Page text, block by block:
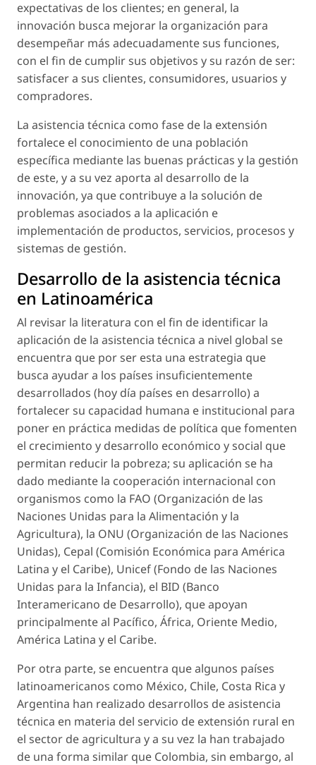
expectativas de los clientes; en general, la
innovación busca mejorar la organización para
desempeñar más adecuadamente sus funciones,
con el fin de cumplir sus objetivos y su razón de ser:
satisfacer a sus clientes, consumidores, usuarios y
compradores.
La asistencia técnica como fase de la extensión
fortalece el conocimiento de una población
específica mediante las buenas prácticas y la gestión
de este, y a su vez aporta al desarrollo de la
innovación, ya que contribuye a la solución de
problemas asociados a la aplicación e
implementación de productos, servicios, procesos y
sistemas de gestión.
Desarrollo de la asistencia técnica
en Latinoamérica
Al revisar la literatura con el fin de identificar la
aplicación de la asistencia técnica a nivel global se
encuentra que por ser esta una estrategia que
busca ayudar a los países insuficientemente
desarrollados (hoy día países en desarrollo) a
fortalecer su capacidad humana e institucional para
poner en práctica medidas de política que fomenten
el crecimiento y desarrollo económico y social que
permitan reducir la pobreza; su aplicación se ha
dado mediante la cooperación internacional con
organismos como la FAO (Organización de las
Naciones Unidas para la Alimentación y la
Agricultura), la ONU (Organización de las Naciones
Unidas), Cepal (Comisión Económica para América
Latina y el Caribe), Unicef (Fondo de las Naciones
Unidas para la Infancia), el BID (Banco
Interamericano de Desarrollo), que apoyan
principalmente al Pacífico, África, Oriente Medio,
América Latina y el Caribe.
Por otra parte, se encuentra que algunos países
latinoamericanos como México, Chile, Costa Rica y
Argentina han realizado desarrollos de asistencia
técnica en materia del servicio de extensión rural en
el sector de agricultura y a su vez la han trabajado
de una forma similar que Colombia, sin embargo, al